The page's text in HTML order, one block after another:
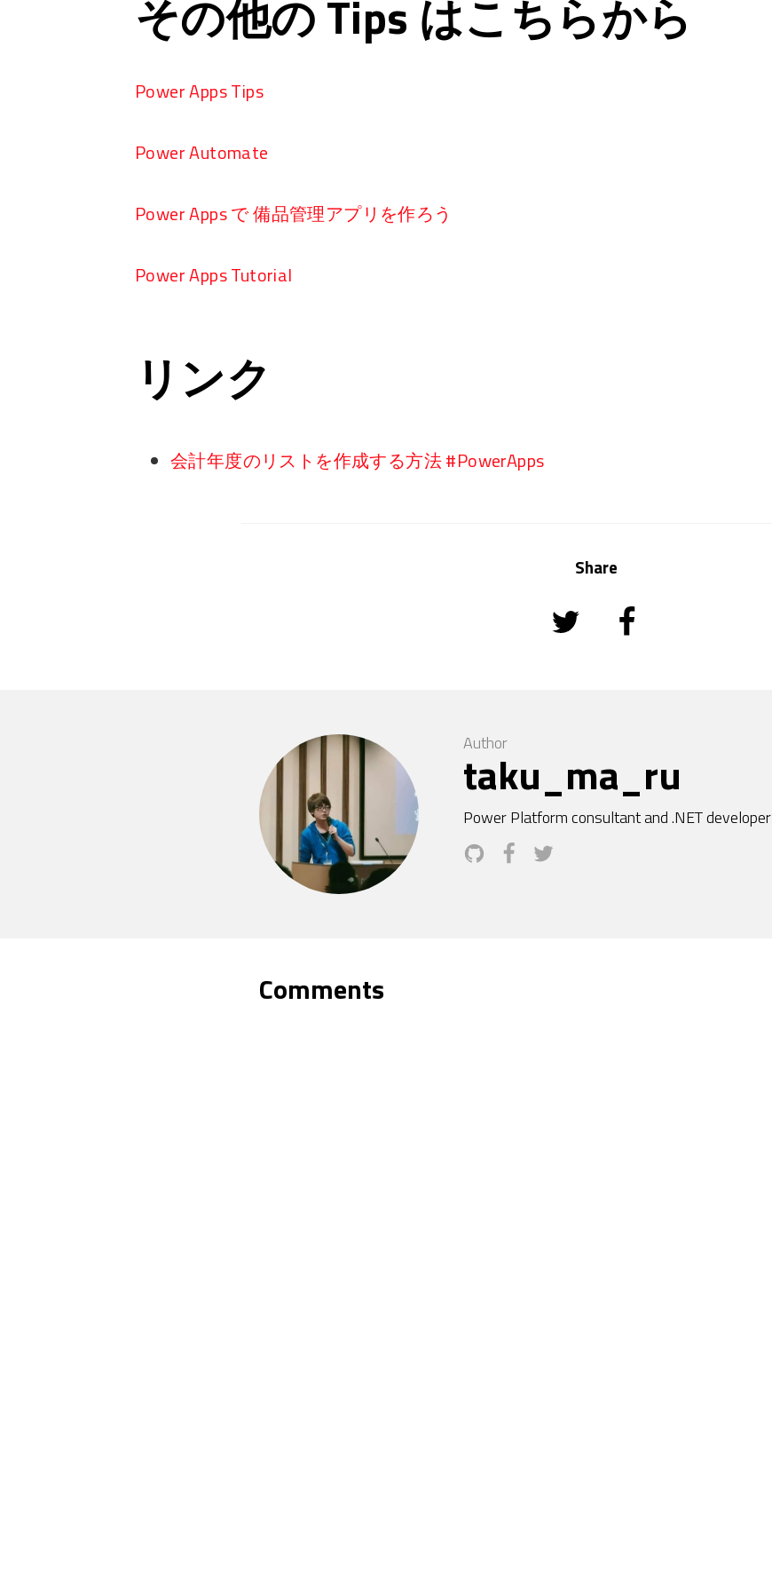
その他の Tips はこちらから
Power Apps Tips
Power Automate
Power Apps で 備品管理アプリを作ろう
Power Apps Tutorial
リンク
会計年度のリストを作成する方法 #PowerApps
Share
Author
taku_ma_ru
Power Platform consultant and .NET developer
Comments